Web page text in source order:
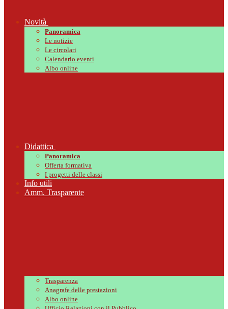
Novità
Panoramica
Le notizie
Le circolari
Calendario eventi
Albo online
Didattica
Panoramica
Offerta formativa
I progetti delle classi
Info utili
Amm. Trasparente
Trasparenza
Anagrafe delle prestazioni
Albo online